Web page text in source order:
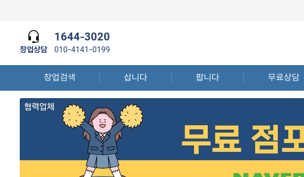
창업상담
1644-3020
010-4141-0199
창업검색 삽니다 팝니다 무료상담